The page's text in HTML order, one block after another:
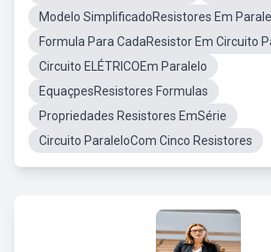
Modelo SimplificadoResistores Em
Formula Para CadaResistor Em Circuito
Circuito ELÉTRICOEm Paralelo
EquaçpesResistores Formulas
Propriedades Resistores EmSérie
Circuito ParaleloCom Cinco Resistores